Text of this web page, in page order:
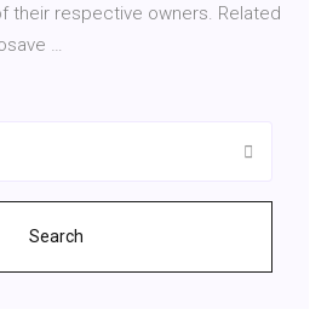
their respective owners. Related
…
Search